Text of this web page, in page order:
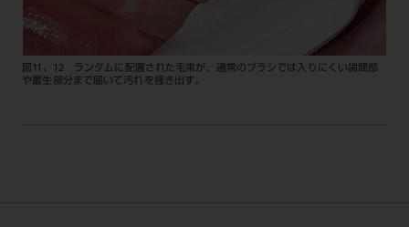
図11、12 ランダムに配置された毛束が、通常のブラシでは入りにくい歯間部
や叢生部分まで届いて汚れを掻き出す。